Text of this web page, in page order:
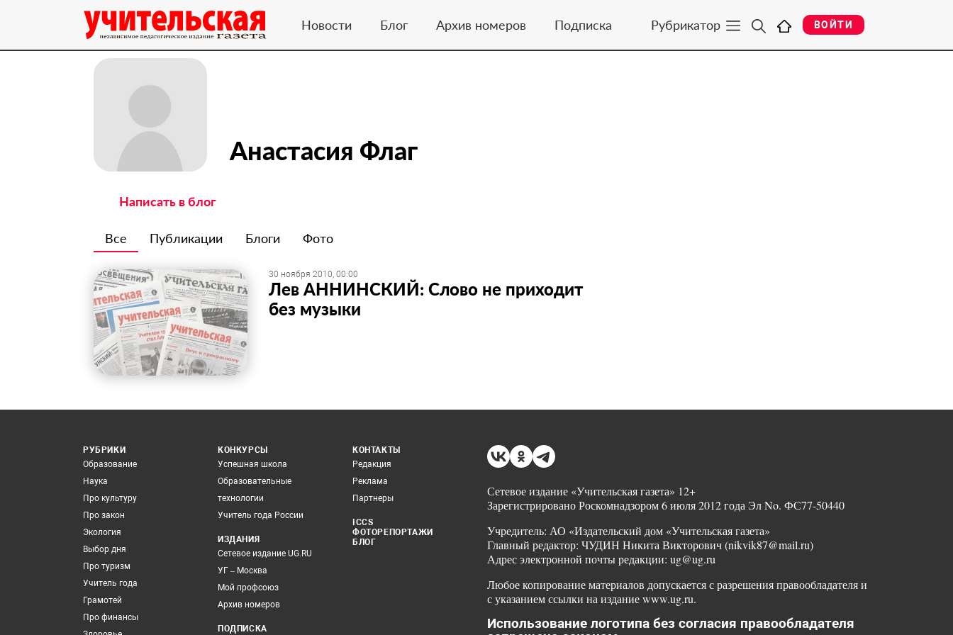
Новости Блог Архив номеров Подписка Рубрикатор ВОЙТИ
Анастасия Флаг
Написать в блог
Все Публикации Блоги Фото
30 ноября 2010, 00:00
Лев АННИНСКИЙ: Слово не приходит
без музыки
РУБРИКИ
Образование
Наука
Про культуру
Про закон
Экология
Выбор дня
Про туризм
Учитель года
Грамотей
Про финансы
КОНКУРСЫ
Успешная школа
Образовательные
технологии
Учитель года России
ИЗДАНИЯ
Сетевое издание UG.RU
УГ – Москва
Мой профсоюз
Архив номеров
ПОДПИСКА
КОНТАКТЫ
Редакция
Реклама
Партнеры
ICCS
ФОТОРЕПОРТАЖИ
БЛОГ
Сетевое издание «Учительская газета» 12+
Зарегистрировано Роскомнадзором 6 июля 2012 года Эл No. ФС77-50440
Учредитель: АО «Издательский дом «Учительская газета»
Главный редактор: ЧУДИН Никита Викторович (nikvik87@mail.ru)
Адрес электронной почты редакции: ug@ug.ru
Любое копирование материалов допускается с разрешения правообладателя и
с указанием ссылки на издание www.ug.ru.
Использование логотипа без согласия правообладателя